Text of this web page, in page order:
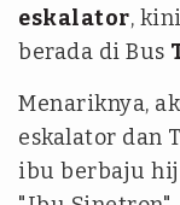
eskalator,
berada di Bus
Menariknya,
eskalator dan
ibu berbaju